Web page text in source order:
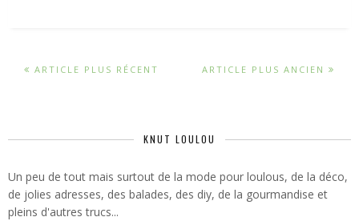
ARTICLE PLUS RÉCENT ARTICLE PLUS ANCIEN
KNUT LOULOU
Un peu de tout mais surtout de la mode pour loulous, de la déco,
de jolies adresses, des balades, des diy, de la gourmandise et
pleins d'autres trucs...